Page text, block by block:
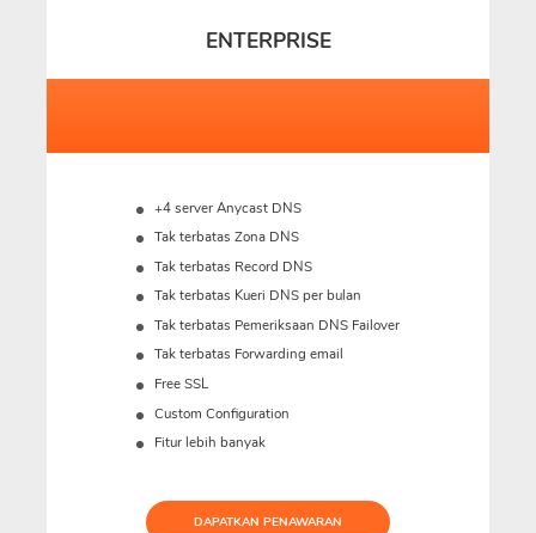
ENTERPRISE
+4 server Anycast DNS
Tak terbatas Zona DNS
Tak terbatas Record DNS
Tak terbatas Kueri DNS per bulan
Tak terbatas Pemeriksaan DNS Failover
Tak terbatas Forwarding email
Free SSL
Custom Configuration
Fitur lebih banyak
DAPATKAN PENAWARAN